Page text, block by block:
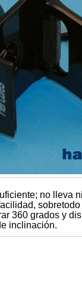
no lleva
360 grados y
inclinación.